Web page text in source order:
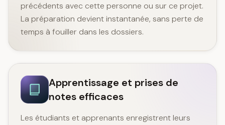
précédents avec cette personne ou sur ce projet.
La préparation devient instantanée, sans perte de
temps à fouiller dans les dossiers.
Apprentissage et prises de
notes efficaces
Les étudiants et apprenants enregistrent leurs